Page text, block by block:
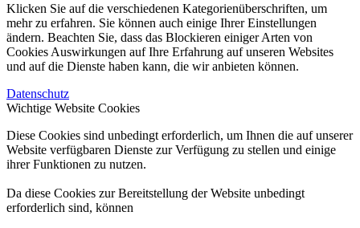
Klicken Sie auf die verschiedenen Kategorienüberschriften, um
mehr zu erfahren. Sie können auch einige Ihrer Einstellungen
ändern. Beachten Sie, dass das Blockieren einiger Arten von
Cookies Auswirkungen auf Ihre Erfahrung auf unseren Websites
und auf die Dienste haben kann, die wir anbieten können.
Datenschutz
Wichtige Website Cookies
Diese Cookies sind unbedingt erforderlich, um Ihnen die auf unserer
Website verfügbaren Dienste zur Verfügung zu stellen und einige
ihrer Funktionen zu nutzen.
Da diese Cookies zur Bereitstellung der Website unbedingt
erforderlich sind, können